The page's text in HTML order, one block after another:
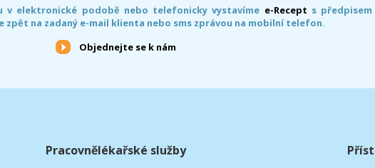
v elektronické podobě nebo telefonicky vystavíme e-Recept s předpisem
zpět na zadaný e-mail klienta nebo sms zprávou na mobilní telefon.
Objednejte se k nám
Pracovnělékařské služby